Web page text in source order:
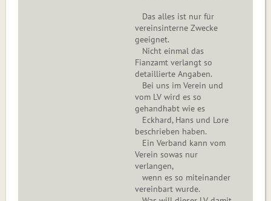
Das alles ist nur für
vereinsinterne Zwecke
geeignet.
Nicht einmal das
Fianzamt verlangt so
detaillierte Angaben.
Bei uns im Verein und
vom LV wird es so
gehandhabt wie es
Eckhard, Hans und Lore
beschrieben haben.
Ein Verband kann vom
Verein sowas nur
verlangen,
wenn es so miteinander
vereinbart wurde.